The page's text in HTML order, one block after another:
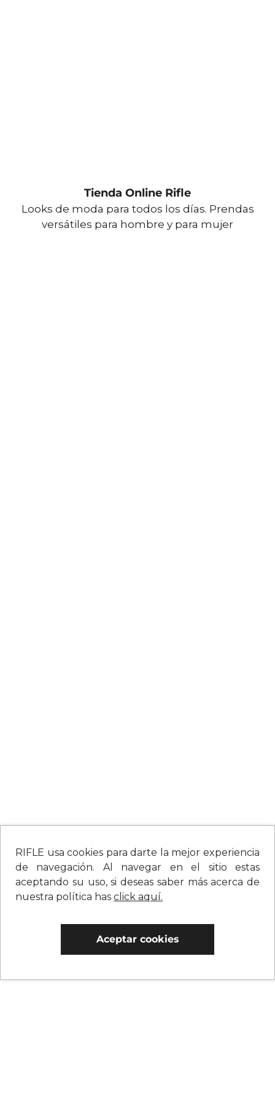
RIFLE usa cookies para darte la mejor experiencia
de navegación. Al navegar en el sitio estas
aceptando su uso, si deseas saber más acerca de
nuestra política has click aquí.
Aceptar cookies
Tienda Online Rifle
Looks de moda para todos los días. Prendas
versátiles para hombre y para mujer